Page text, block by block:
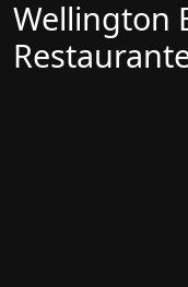
Wellington